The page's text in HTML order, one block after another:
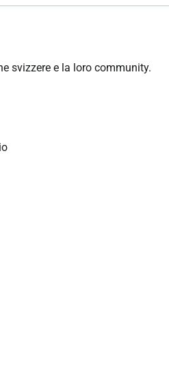
svizzere e la loro community.